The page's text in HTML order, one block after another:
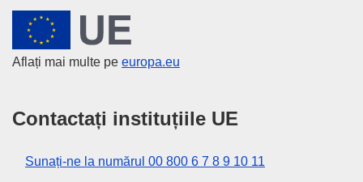
Uniunea Europeană
Aflați mai multe pe europa.eu
Contactați instituțiile UE
Sunați-ne la numărul 00 800 6 7 8 9 10 11